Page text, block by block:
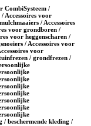
CombiSysteem /
Accessoires voor
/ Accessoires
voor grondboren /
voor heggenscharen /
/ Accessoires voor
voor
/ grondfrezen /
/ beschermende kleding /